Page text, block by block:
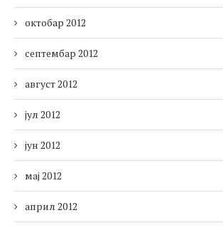
октобар 2012
септембар 2012
август 2012
јул 2012
јун 2012
мај 2012
април 2012